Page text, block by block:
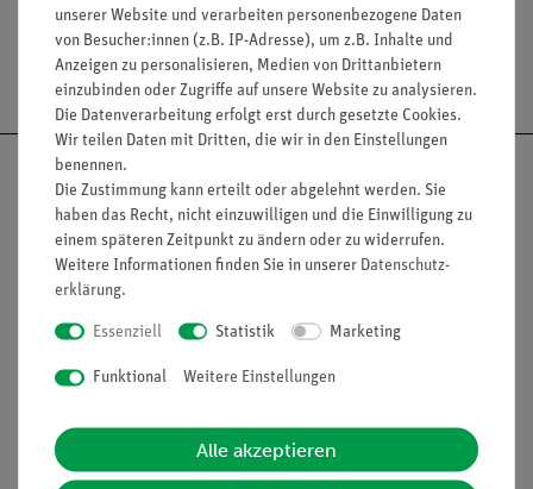
Versandkostenfrei ab 300,- €
Nach oben
Unternehmen
Projekte und Lösungen
Übersicht Service
Beratung & Showroom
unserer Website und verarbeiten personenbezogene Daten
von Besucher:innen (z.B. IP-Adresse), um z.B. Inhalte und
Anzeigen zu personalisieren, Medien von Drittanbietern
einzubinden oder Zugriffe auf unsere Website zu analysieren.
Die Datenverarbeitung erfolgt erst durch gesetzte Cookies.
Wir teilen Daten mit Dritten, die wir in den Einstellungen
benennen.
Die Zustimmung kann erteilt oder abgelehnt werden. Sie
haben das Recht, nicht einzuwilligen und die Einwilligung zu
einem späteren Zeitpunkt zu ändern oder zu widerrufen.
Weitere Informationen finden Sie in unserer Daten­schutz­
erklärung.
Essenziell Statistik Marketing
Funktional Weitere Einstellungen
Alle akzeptieren